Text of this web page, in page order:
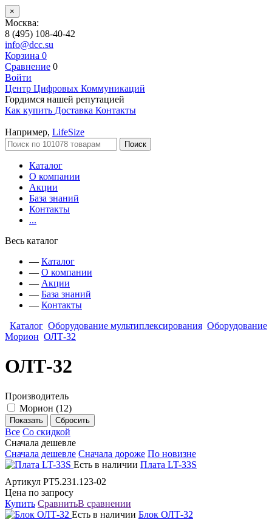
×
Москва:
8 (495) 108-40-42
info@dcc.su
Корзина 0
Сравнение 0
Войти
Центр Цифровых Коммуникаций
Гордимся нашей репутацией
Как купить Доставка Контакты
Например, LifeSize
Поиск
Каталог
О компании
Акции
База знаний
Контакты
...
Весь каталог
— Каталог
— О компании
— Акции
— База знаний
— Контакты
Каталог Оборудование мультиплексирования Оборудование
Морион ОЛТ-32
ОЛТ-32
Производитель
Морион (12)
Все Со скидкой
Сначала дешевле
Сначала дешевле Сначала дороже По новизне
Есть в наличии Плата LT-33S
Артикул РТ5.231.123-02
Цена по запросу
Купить СравнитьВ сравнении
Есть в наличии Блок ОЛТ-32